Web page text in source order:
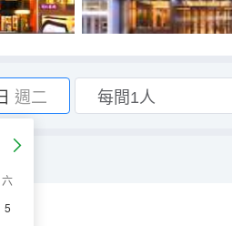
週二
六
5
電視機